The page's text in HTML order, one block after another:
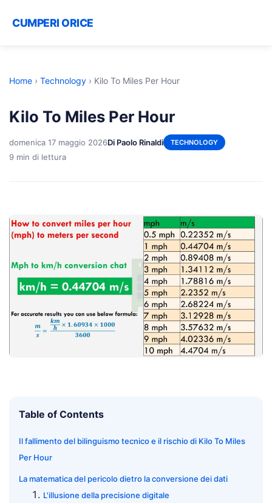
CUMPERI ORICE
Home › Technology › Kilo To Miles Per Hour
Kilo To Miles Per Hour
domenica 17 maggio 2026Di Paolo Rinaldi TECHNOLOGY
9 min di lettura
Table of Contents
Il fallimento del bilinguismo tecnico e il rischio di Kilo To Miles
Per Hour
La matematica del pericolo dietro la conversione dei dati
L'illusione della precisione digitale